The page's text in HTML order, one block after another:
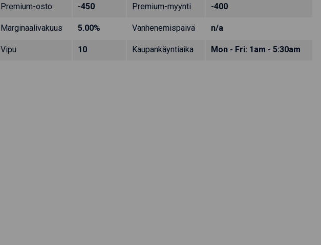
Premium-osto -450 Premium-myynti -400
Marginaalivakuus 5.00% Vanhenemispäivä n/a
Vipu 10 Kaupankäyntiaika Mon - Fri: 1am - 5:30am